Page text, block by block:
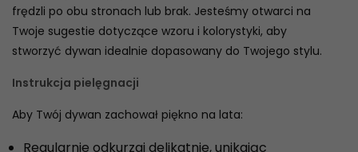
frędzli po obu stronach lub brak. Jesteśmy otwarci na
Twoje sugestie dotyczące wzoru i kolorystyki, aby
stworzyć dywan idealnie dopasowany do Twojego stylu.
Instrukcja pielęgnacji
Aby Twój dywan zachował piękno na lata:
Regularnie odkurzaj delikatnie, unikając